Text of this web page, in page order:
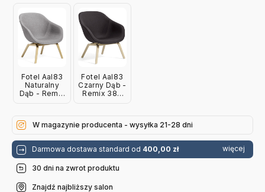
Fotel Aal83
Naturalny
Dąb - Remix
Fotel Aal83
Czarny Dąb -
Remix 383
W magazynie producenta - wysyłka 21-28 dni
Darmowa dostawa standard od 400,00 zł więcej
30 dni na zwrot produktu
Znajdź najbliższy salon